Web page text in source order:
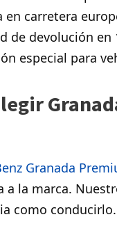
en carretera
de devolución en
especial para
Granada
a la marca.
como conducirlo.